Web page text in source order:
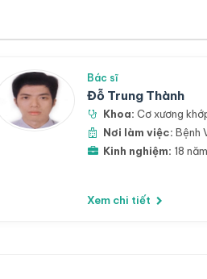
Bác sĩ
Đỗ Trung Thành
Khoa: Cơ xương
Nơi làm việc: Bệnh
Kinh nghiệm: 18 năm
Xem chi tiết